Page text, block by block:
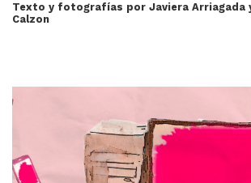
Texto y fotografías por Javiera Arriagada
Calzon